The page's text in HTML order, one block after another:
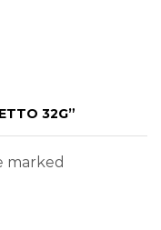
32G”
marked